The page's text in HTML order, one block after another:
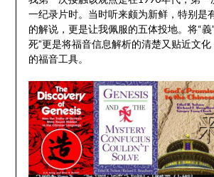
一纪录片时。当时听来颇为新鲜，特别是
的解说，更是让我佩服的五体投地。将“義
死”更是将福音信息解析的清楚又贴近文
的福音工具。